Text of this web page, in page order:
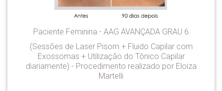
Paciente Feminina - AAG AVANÇADA GRAU 6
(Sessões de Laser Pisom + Fluido Capilar com
Exossomas + Utilização do Tônico Capilar
diariamente) - Procedimento realizado por Eloiza
Martelli